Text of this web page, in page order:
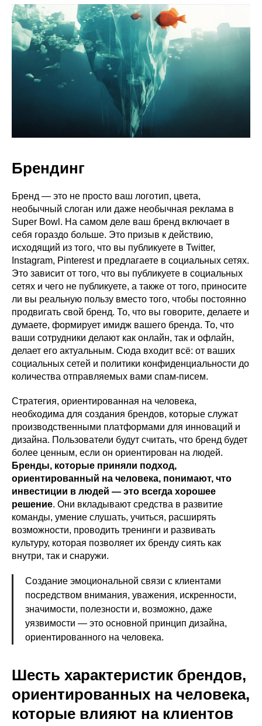
Брендинг
Бренд — это не просто ваш логотип, цвета,
необычный слоган или даже необычная реклама в
Super Bowl. На самом деле ваш бренд включает в
себя гораздо больше. Это призыв к действию,
исходящий из того, что вы публикуете в Twitter,
Instagram, Pinterest и предлагаете в социальных сетях.
Это зависит от того, что вы публикуете в социальных
сетях и чего не публикуете, а также от того, приносите
ли вы реальную пользу вместо того, чтобы постоянно
продвигать свой бренд. То, что вы говорите, делаете и
думаете, формирует имидж вашего бренда. То, что
ваши сотрудники делают как онлайн, так и офлайн,
делает его актуальным. Сюда входит всё: от ваших
социальных сетей и политики конфиденциальности до
количества отправляемых вами спам-писем.
Стратегия, ориентированная на человека,
необходима для создания брендов, которые служат
производственными платформами для инноваций и
дизайна. Пользователи будут считать, что бренд будет
более ценным, если он ориентирован на людей.
Бренды, которые приняли подход,
ориентированный на человека, понимают, что
инвестиции в людей — это всегда хорошее
решение. Они вкладывают средства в развитие
команды, умение слушать, учиться, расширять
возможности, проводить тренинги и развивать
культуру, которая позволяет их бренду сиять как
внутри, так и снаружи.
Создание эмоциональной связи с клиентами
посредством внимания, уважения, искренности,
значимости, полезности и, возможно, даже
уязвимости — это основной принцип дизайна,
ориентированного на человека.
Шесть характеристик брендов,
ориентированных на человека,
которые влияют на клиентов